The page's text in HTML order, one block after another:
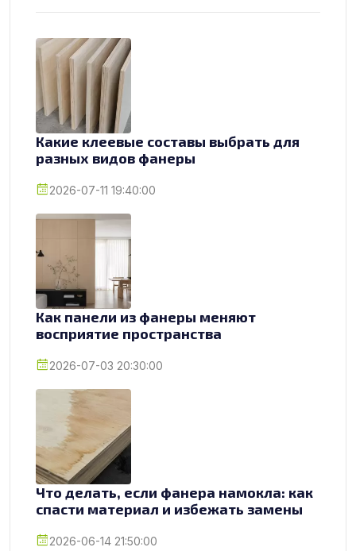
Какие клеевые составы выбрать для
разных видов фанеры
2026-07-11 19:40:00
Как панели из фанеры меняют
восприятие пространства
2026-07-03 20:30:00
Что делать, если фанера намокла: как
спасти материал и избежать замены
2026-06-14 21:50:00